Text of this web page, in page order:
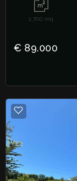
1.700 mq
€ 89.000